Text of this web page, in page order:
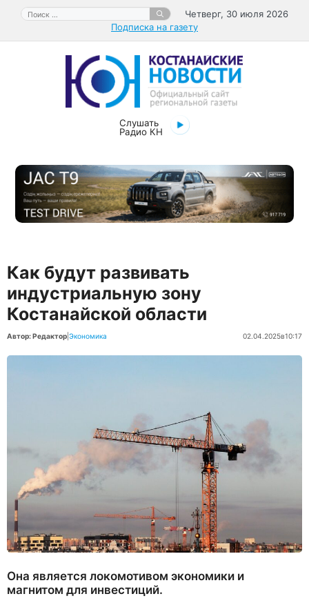
Перейти
содержимому
Поиск:
Четверг, 30 июля 2026
Подписка на газету
Слушать
Радио КН
Как будут развивать
индустриальную зону
Костанайской области
Автор: Редактор Экономика 02.04.2025в10:17
Она является локомотивом экономики и
магнитом для инвестиций.